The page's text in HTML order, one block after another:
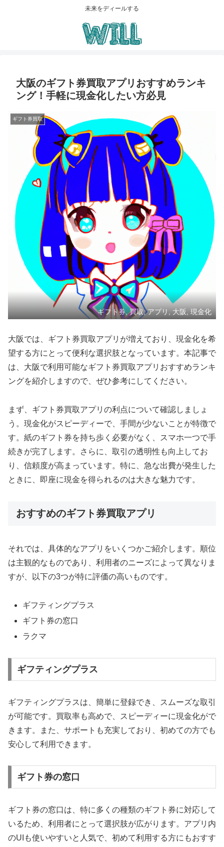
未来をディールする
大阪のギフト券買取アプリおすすめランキ
ング！手軽に現金化したい方必見
ギフト券買取
ギフト券, 買取, アプリ, 大阪, 現金化
大阪では、ギフト券買取アプリが増えており、現金化を希
望する方にとって便利な選択肢となっています。本記事で
は、大阪で利用可能なギフト券買取アプリおすすめランキ
ングを紹介しますので、ぜひ参考にしてください。
まず、ギフト券買取アプリの利点について確認しましょ
う。現金化がスピーディーで、手間が少ないことが特徴で
す。紙のギフト券を持ち歩く必要がなく、スマホ一つで手
続きが完了します。さらに、取引の透明性も向上してお
り、信頼度が高まっています。特に、急な出費が発生した
ときに、即座に現金を得られるのは大きな魅力です。
おすすめのギフト券買取アプリ
それでは、具体的なアプリをいくつかご紹介します。順位
は主観的なものであり、利用者のニーズによって異なりま
すが、以下の3つが特に評価の高いものです。
ギフティングプラス
ギフト券の窓口
ラクマ
ギフティングプラス
ギフティングプラスは、簡単に登録でき、スムーズな取引
が可能です。買取率も高めで、スピーディーに現金化がで
きます。また、サポートも充実しており、初めての方でも
安心して利用できます。
ギフト券の窓口
ギフト券の窓口は、特に多くの種類のギフト券に対応して
いるため、利用者にとって選択肢が広がります。アプリ内
のUIも使いやすいと人気で、初めて利用する方にもおすす